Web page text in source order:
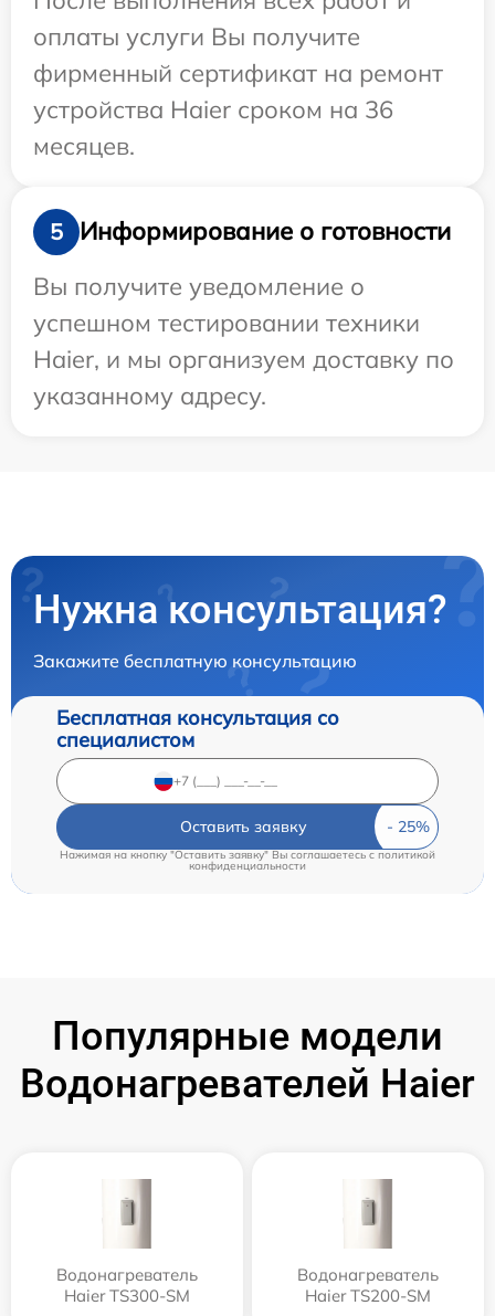
оплаты услуги Вы получите
фирменный сертификат на ремонт
устройства Haier сроком на 36
месяцев.
5
Информирование о готовности
Вы получите уведомление о
успешном тестировании техники
Haier, и мы организуем доставку по
указанному адресу.
Нужна консультация?
Закажите бесплатную консультацию
Бесплатная консультация со
специалистом
Оставить заявку
Нажимая на кнопку "Оставить заявку" Вы соглашаетесь cполитикой
конфиденциальности
Популярные модели
Водонагревателей Haier
Водонагреватель
Haier TS300-SM
Водонагреватель
Haier TS200-SM